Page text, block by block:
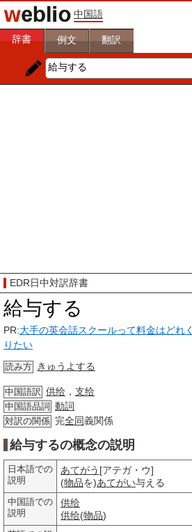
中国語
辞書 例文 翻訳
EDR日中対訳辞書
給与する
PR:大手の英会話スクールって料金はどれ
りたい
読み方 きゅうよする
中国語訳 供给 ， 支给
中国語品詞 動詞
対訳の関係 完全同義関係
給与するの概念の説明
日本語での
説明
あてがう [アテガ・ウ]
(物品を)あてがい与える
中国語での
説明
供给
供给(物品)